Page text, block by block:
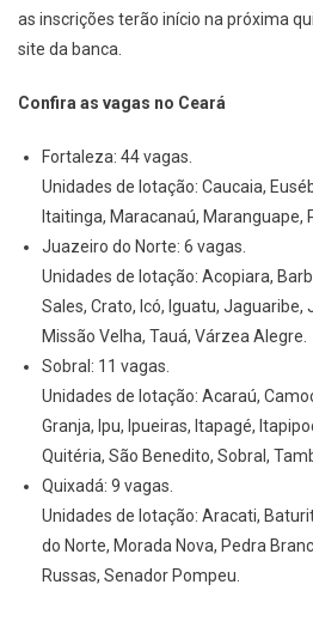
as inscrições terão início na próxima
site da banca.
Confira as vagas no Ceará
Fortaleza: 44 vagas.
Unidades de lotação: Caucaia,
Itaitinga, Maracanaú, Maranguape,
Juazeiro do Norte: 6 vagas.
Unidades de lotação: Acopiara,
Sales, Crato, Icó, Iguatu,
Missão Velha, Tauá, Várzea Alegre.
Sobral: 11 vagas.
Unidades de lotação: Acaraú,
Granja, Ipu, Ipueiras, Itapagé,
Quitéria, São Benedito, Sobral,
Quixadá: 9 vagas.
Unidades de lotação: Aracati,
do Norte, Morada Nova, Pedra
Russas, Senador Pompeu.